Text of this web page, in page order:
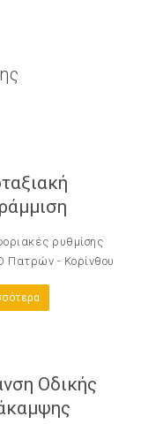
ρυθμίσης
Πατρών - Κορίνθου
Οδικής